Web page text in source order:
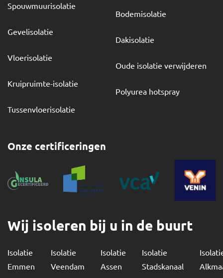
Spouwmuurisolatie
Gevelisolatie
Vloerisolatie
Kruipruimte-isolatie
Tussenvloerisolatie
Bodemisolatie
Dakisolatie
Oude isolatie verwijderen
Polyurea hotspray
Onze certificeringen
Wij isoleren bij u in de buurt
Isolatie
Emmen
Isolatie
Veendam
Isolatie
Assen
Isolatie
Stadskanaal